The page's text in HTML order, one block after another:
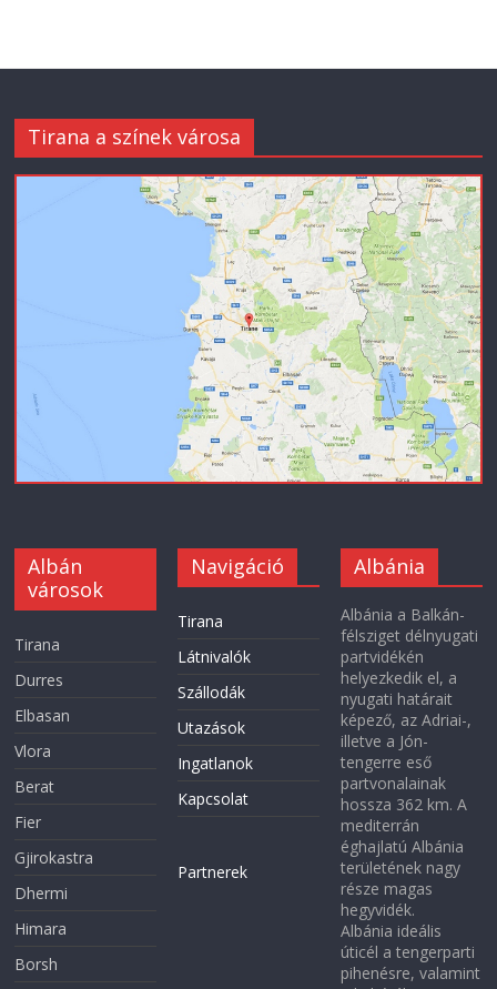
Tirana a színek városa
Albán
városok
Tirana
Durres
Elbasan
Vlora
Berat
Fier
Gjirokastra
Dhermi
Himara
Borsh
Navigáció
Tirana
Látnivalók
Szállodák
Utazások
Ingatlanok
Kapcsolat
Partnerek
Albánia
Albánia a Balkán-
félsziget délnyugati
partvidékén
helyezkedik el, a
nyugati határait
képező, az Adriai-,
illetve a Jón-
tengerre eső
partvonalainak
hossza 362 km. A
mediterrán
éghajlatú Albánia
területének nagy
része magas
hegyvidék.
Albánia ideális
úticél a tengerparti
pihenésre, valamint